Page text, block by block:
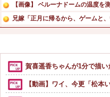
【画像】 ベルーナドームの温度を
兄嫁「正月に帰るから、ゲームと
元日向坂46・松田好花、食中毒で
【悲報】コロナワクチン打たなか
賀喜遥香ちゃんが1分で描い
【動画】ワイ、今更「松本